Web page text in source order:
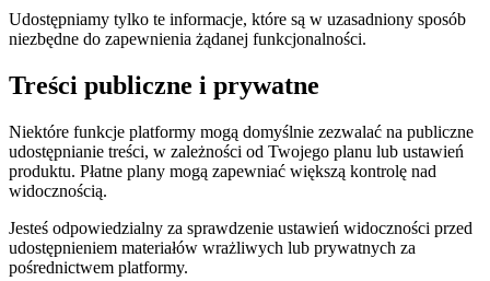
Udostępniamy tylko te informacje, które są w uzasadniony sposób
niezbędne do zapewnienia żądanej funkcjonalności.
Treści publiczne i prywatne
Niektóre funkcje platformy mogą domyślnie zezwalać na publiczne
udostępnianie treści, w zależności od Twojego planu lub ustawień
produktu. Płatne plany mogą zapewniać większą kontrolę nad
widocznością.
Jesteś odpowiedzialny za sprawdzenie ustawień widoczności przed
udostępnieniem materiałów wrażliwych lub prywatnych za
pośrednictwem platformy.